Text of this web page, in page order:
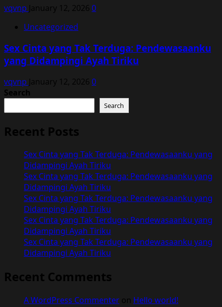
vqvnp January 12, 2026 0
Uncategorized
Sex Cinta yang Tak Terduga: Pendewasaanku
yang Didampingi Ayah Tiriku
vqvnp January 12, 2026 0
Search
Search
Recent Posts
Sex Cinta yang Tak Terduga: Pendewasaanku yang
Didampingi Ayah Tiriku
Sex Cinta yang Tak Terduga: Pendewasaanku yang
Didampingi Ayah Tiriku
Sex Cinta yang Tak Terduga: Pendewasaanku yang
Didampingi Ayah Tiriku
Sex Cinta yang Tak Terduga: Pendewasaanku yang
Didampingi Ayah Tiriku
Sex Cinta yang Tak Terduga: Pendewasaanku yang
Didampingi Ayah Tiriku
Recent Comments
A WordPress Commenter on Hello world!